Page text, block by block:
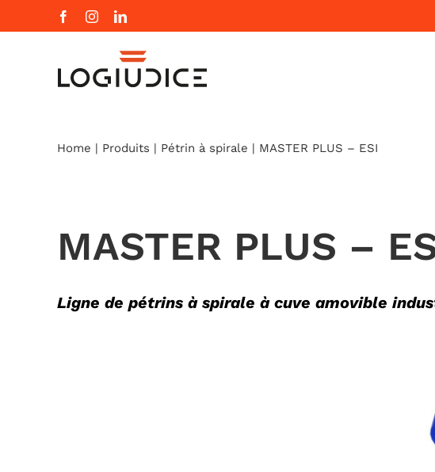
to
FacebookInstagramLinkedIn
Home | Produits | Pétrin à spirale | MASTER PLUS – ESI
MASTER PLUS –
Ligne de pétrins à spirale à cuve amovible